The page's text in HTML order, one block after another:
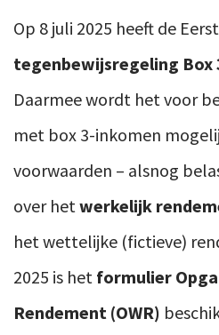
Op 8 juli 2025 heeft de
tegenbewijsregeling Box
Daarmee wordt het voor
met box 3-inkomen
voorwaarden – alsnog
over het werkelijk
het wettelijke (fictieve)
2025 is het formulier
Rendement (OWR)